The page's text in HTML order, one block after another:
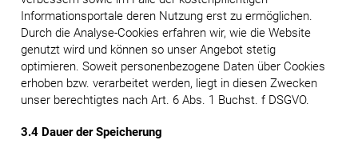
Informationsportale deren Nutzung erst zu ermöglichen.
Durch die Analyse-Cookies erfahren wir, wie die Website
genutzt wird und können so unser Angebot stetig
optimieren. Soweit personenbezogene Daten über Cookies
erhoben bzw. verarbeitet werden, liegt in diesen Zwecken
unser berechtigtes nach Art. 6 Abs. 1 Buchst. f DSGVO.
3.4 Dauer der Speicherung